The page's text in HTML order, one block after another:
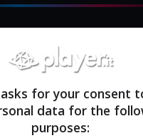
Unite | Le migliori
Unite | Lista completa
for your consent
data for the
purposes: